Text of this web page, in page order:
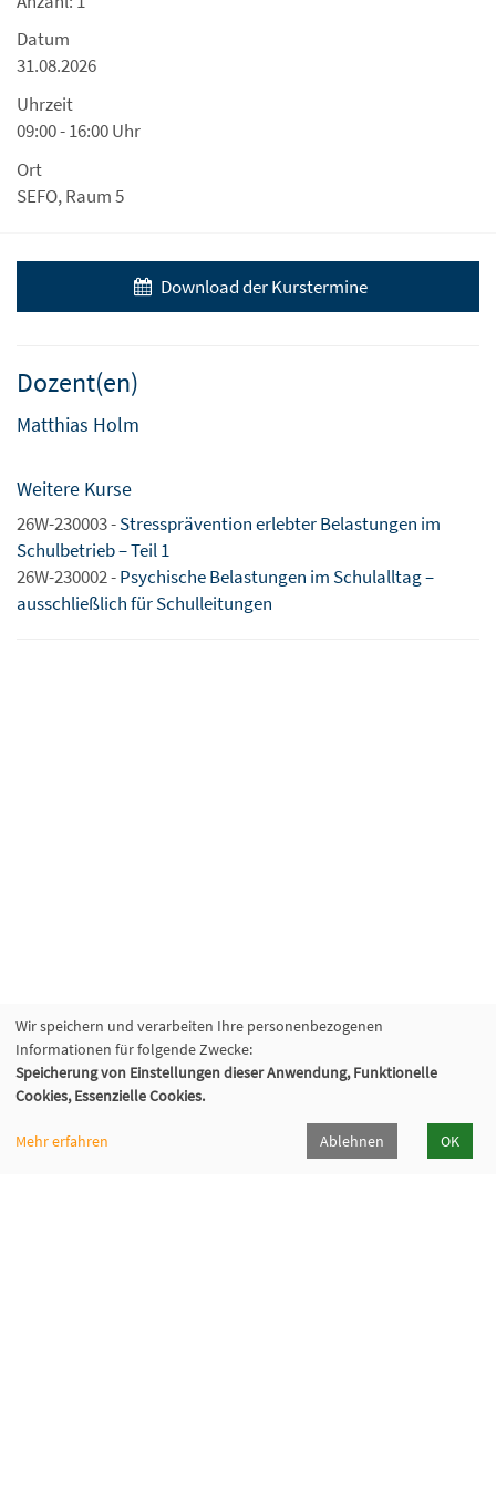
Datum
31.08.2026
Uhrzeit
09:00 - 16:00 Uhr
Ort
SEFO, Raum 5
Download der Kurstermine
Dozent(en)
Matthias Holm
Weitere Kurse
26W-230003 -Stressprävention erlebter Belastungen im
Schulbetrieb – Teil 1
26W-230002 -Psychische Belastungen im Schulalltag –
ausschließlich für Schulleitungen
Wir speichern und verarbeiten Ihre personenbezogenen
Informationen für folgende Zwecke:
Speicherung von Einstellungen dieser Anwendung, Funktionelle
Cookies, Essenzielle Cookies.
Mehr erfahren Ablehnen OK